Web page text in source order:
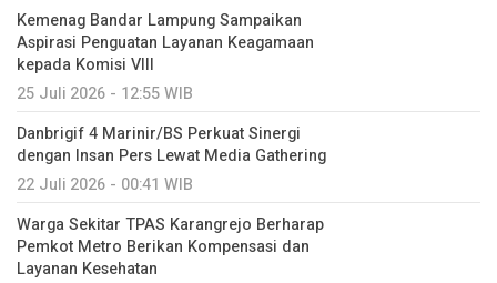
Kemenag Bandar Lampung Sampaikan
Aspirasi Penguatan Layanan Keagamaan
kepada Komisi VIII
25 Juli 2026 - 12:55 WIB
Danbrigif 4 Marinir/BS Perkuat Sinergi
dengan Insan Pers Lewat Media Gathering
22 Juli 2026 - 00:41 WIB
Warga Sekitar TPAS Karangrejo Berharap
Pemkot Metro Berikan Kompensasi dan
Layanan Kesehatan